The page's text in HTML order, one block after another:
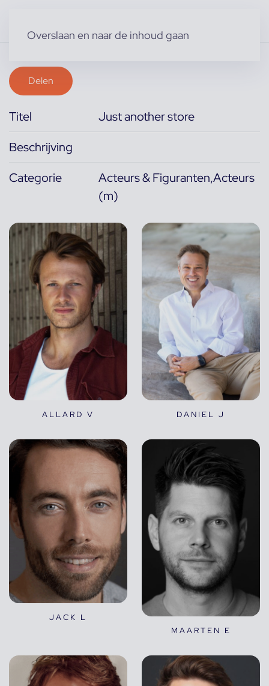
Overslaan en naar de inhoud gaan
Delen
Titel
Just another store
Beschrijving
Categorie
Acteurs & Figuranten,Acteurs
(m)
ALLARD V DANIEL J
JACK L
MAARTEN E